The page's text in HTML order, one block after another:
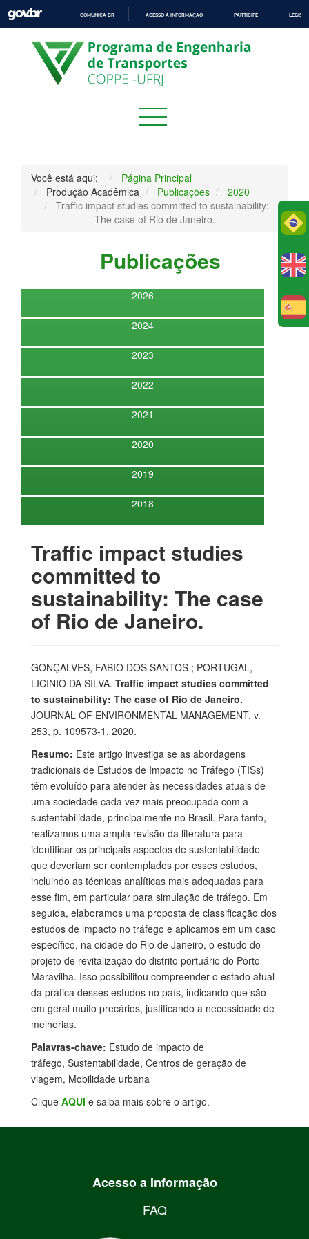
PARA
O
CONTEÚDO
COMUNICA BR ACESSO À INFORMAÇÃO PARTICIPE
Você está aqui:
Página Principal
Produção Acadêmica
Publicações
2020
Traffic impact studies committed to sustainability:
The case of Rio de Janeiro.
Publicações
2026
2024
2023
2022
2021
2020
2019
2018
Traffic impact studies
committed to
sustainability: The case
of Rio de Janeiro.
GONÇALVES, FABIO DOS SANTOS ; PORTUGAL,
LICINIO DA SILVA. Traffic impact studies committed
to sustainability: The case of Rio de Janeiro.
JOURNAL OF ENVIRONMENTAL MANAGEMENT, v.
253, p. 109573-1, 2020.
Resumo: Este artigo investiga se as abordagens
tradicionais de Estudos de Impacto no Tráfego (TISs)
têm evoluído para atender às necessidades atuais de
uma sociedade cada vez mais preocupada com a
sustentabilidade, principalmente no Brasil. Para tanto,
realizamos uma ampla revisão da literatura para
identificar os principais aspectos de sustentabilidade
que deveriam ser contemplados por esses estudos,
incluindo as técnicas analíticas mais adequadas para
esse fim, em particular para simulação de tráfego. Em
seguida, elaboramos uma proposta de classificação dos
estudos de impacto no tráfego e aplicamos em um caso
específico, na cidade do Rio de Janeiro, o estudo do
projeto de revitalização do distrito portuário do Porto
Maravilha. Isso possibilitou compreender o estado atual
da prática desses estudos no país, indicando que são
em geral muito precários, justificando a necessidade de
melhorias.
Palavras-chave: Estudo de impacto de
tráfego, Sustentabilidade, Centros de geração de
viagem, Mobilidade urbana
Clique AQUI e saiba mais sobre o artigo.
Acesso a Informação
FAQ